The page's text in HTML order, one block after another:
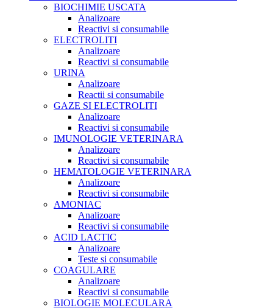
BIOCHIMIE USCATA
Analizoare
Reactivi si consumabile
ELECTROLITI
Analizoare
Reactivi si consumabile
URINA
Analizoare
Reactii si consumabile
GAZE SI ELECTROLITI
Analizoare
Reactivi si consumabile
IMUNOLOGIE VETERINARA
Analizoare
Reactivi si consumabile
HEMATOLOGIE VETERINARA
Analizoare
Reactivi si consumabile
AMONIAC
Analizoare
Reactivi si consumabile
ACID LACTIC
Analizoare
Teste si consumabile
COAGULARE
Analizoare
Reactivi si consumabile
BIOLOGIE MOLECULARA